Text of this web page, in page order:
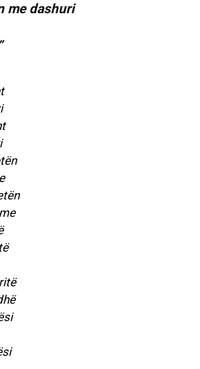
me dashuri